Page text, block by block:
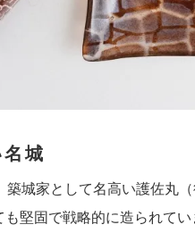
城
築城家として名高い護佐丸
堅固で戦略的に造られて